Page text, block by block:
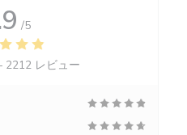
/5
2212 レビュー